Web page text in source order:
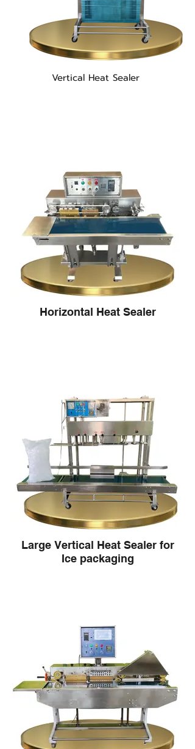
Vertical Heat Sealer
Horizontal Heat Sealer
Large Vertical Heat Sealer for
Ice packaging